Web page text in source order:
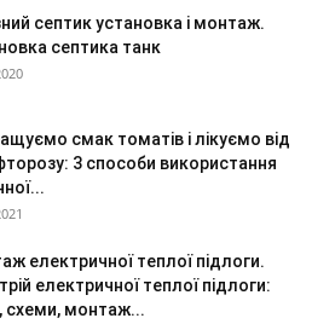
септик установка і монтаж.
септика танк
смак томатів і лікуємо від
3 способи використання
електричної теплої підлоги.
електричної теплої підлоги:
схеми, монтаж...